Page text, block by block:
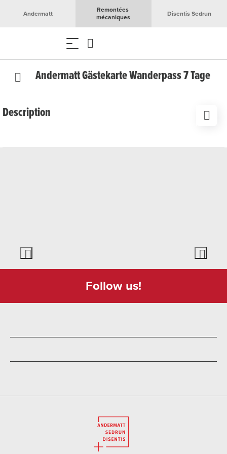
Andermatt
Remontées
mécaniques
Disentis Sedrun
Andermatt Gästekarte Wanderpass 7 Tage
Description
Follow us!